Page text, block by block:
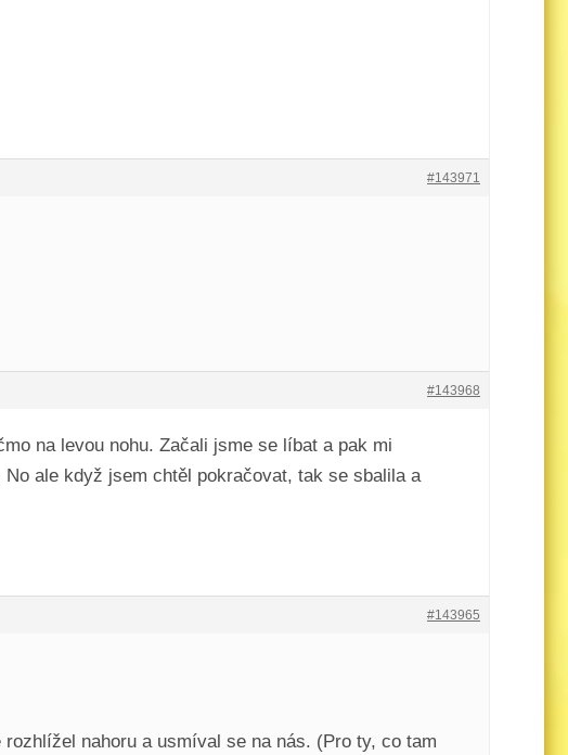
#143971
#143968
na levou nohu. Začali jsme se líbat a pak mi
ale když jsem chtěl pokračovat, tak se sbalila a
#143965
nahoru a usmíval se na nás. (Pro ty, co tam